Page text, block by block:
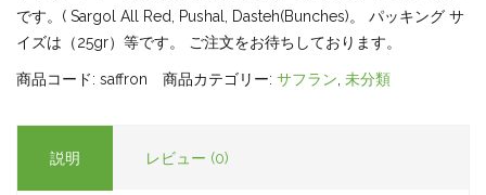
です。( Sargol All Red, Pushal, Dasteh(Bunches)。 パッキング サ
イズは（25gr）等です。 ご注文をお待ちしております。
商品コード: saffron 商品カテゴリー: サフラン 未分類
説明 レビュー (0)